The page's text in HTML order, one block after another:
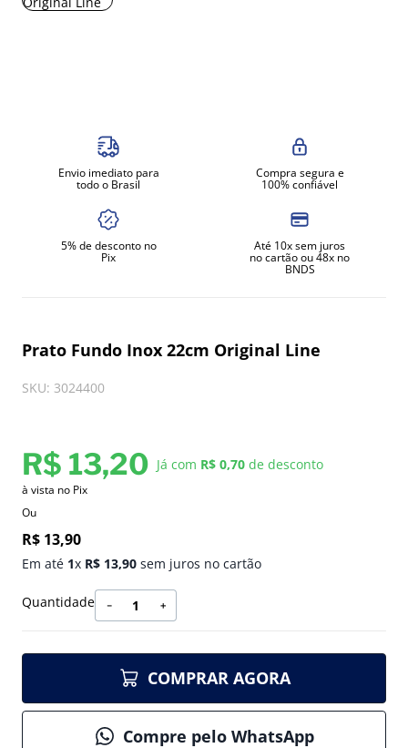
Envio imediato para
todo o Brasil
Compra segura e
100% confiável
5% de desconto no
Pix
Até 10x sem juros
no cartão ou 48x no
BNDS
Prato Fundo Inox 22cm Original Line
SKU: 3024400
R$ 13,20 Já com R$ 0,70 de desconto
à vista no Pix
Ou
R$ 13,90
Em até 1x R$ 13,90 sem juros no cartão
Quantidade ＋
－
COMPRAR AGORA
Compre pelo WhatsApp
5º
forno
amassadeira
prato